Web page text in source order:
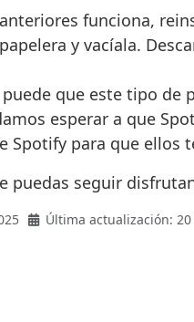
funciona,
y vacíala.
puede que este tipo
esperar a que
para que ellos
puedas seguir
Última actualización: